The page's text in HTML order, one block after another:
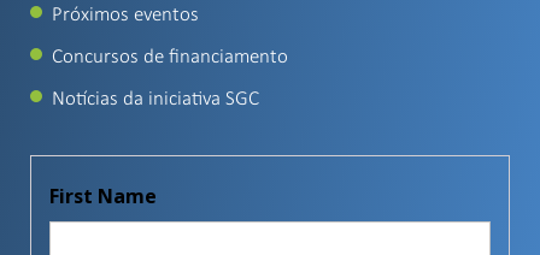
Próximos eventos
Concursos de financiamento
Notícias da iniciativa SGC